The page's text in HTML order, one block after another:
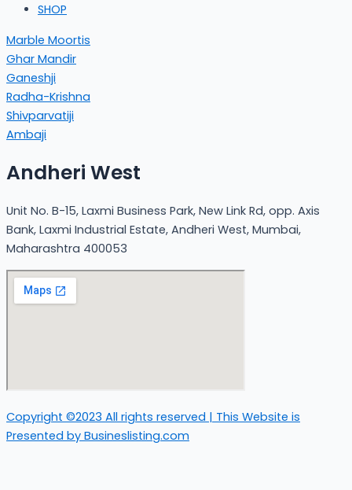
SHOP
Marble Moortis
Ghar Mandir
Ganeshji
Radha-Krishna
Shivparvatiji
Ambaji
Andheri West
Unit No. B-15, Laxmi Business Park, New Link Rd, opp. Axis
Bank, Laxmi Industrial Estate, Andheri West, Mumbai,
Maharashtra 400053
Copyright ©2023 All rights reserved | This Website is
Presented by Busineslisting.com